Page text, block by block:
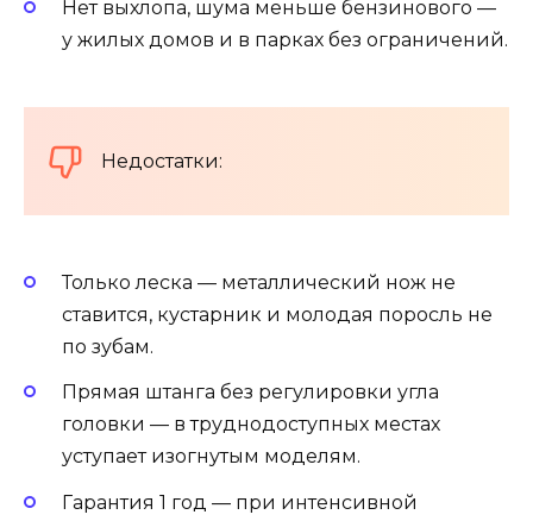
Нет выхлопа, шума меньше бензинового —
у жилых домов и в парках без ограничений.
Недостатки:
Только леска — металлический нож не
ставится, кустарник и молодая поросль не
по зубам.
Прямая штанга без регулировки угла
головки — в труднодоступных местах
уступает изогнутым моделям.
Гарантия 1 год — при интенсивной